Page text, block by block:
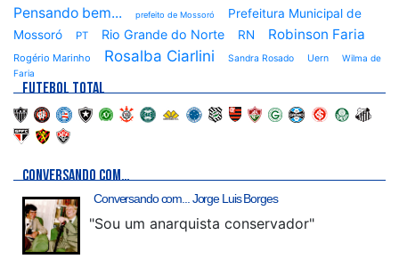
Pensando bem... prefeito de Mossoró
Prefeitura Municipal de
Mossoró
PT Rio Grande do Norte RN Robinson Faria
Rogério Marinho Rosalba Ciarlini Sandra Rosado Uern
Wilma de
Faria
FUTEBOL TOTAL
CONVERSANDO COM…
Conversando com... Jorge Luis Borges
"Sou um anarquista conservador"